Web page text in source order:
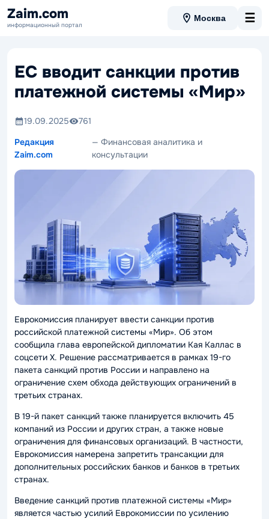
Zaim.com
информационный портал
Москва ☰
ЕС вводит санкции против
платежной системы «Мир»
19.09.2025
761
Редакция
Zaim.com
— Финансовая аналитика и
консультации
Еврокомиссия планирует ввести санкции против
российской платежной системы «Мир». Об этом
сообщила глава европейской дипломатии Кая Каллас в
соцсети X. Решение рассматривается в рамках 19-го
пакета санкций против России и направлено на
ограничение схем обхода действующих ограничений в
третьих странах.
В 19-й пакет санкций также планируется включить 45
компаний из России и других стран, а также новые
ограничения для финансовых организаций. В частности,
Еврокомиссия намерена запретить трансакции для
дополнительных российских банков и банков в третьих
странах.
Введение санкций против платежной системы «Мир»
является частью усилий Еврокомиссии по усилению